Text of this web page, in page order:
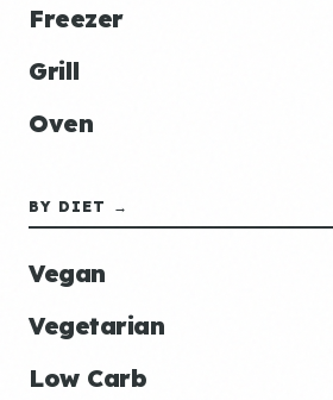
Freezer
Grill
Oven
BY DIET →
Vegan
Vegetarian
Low Carb